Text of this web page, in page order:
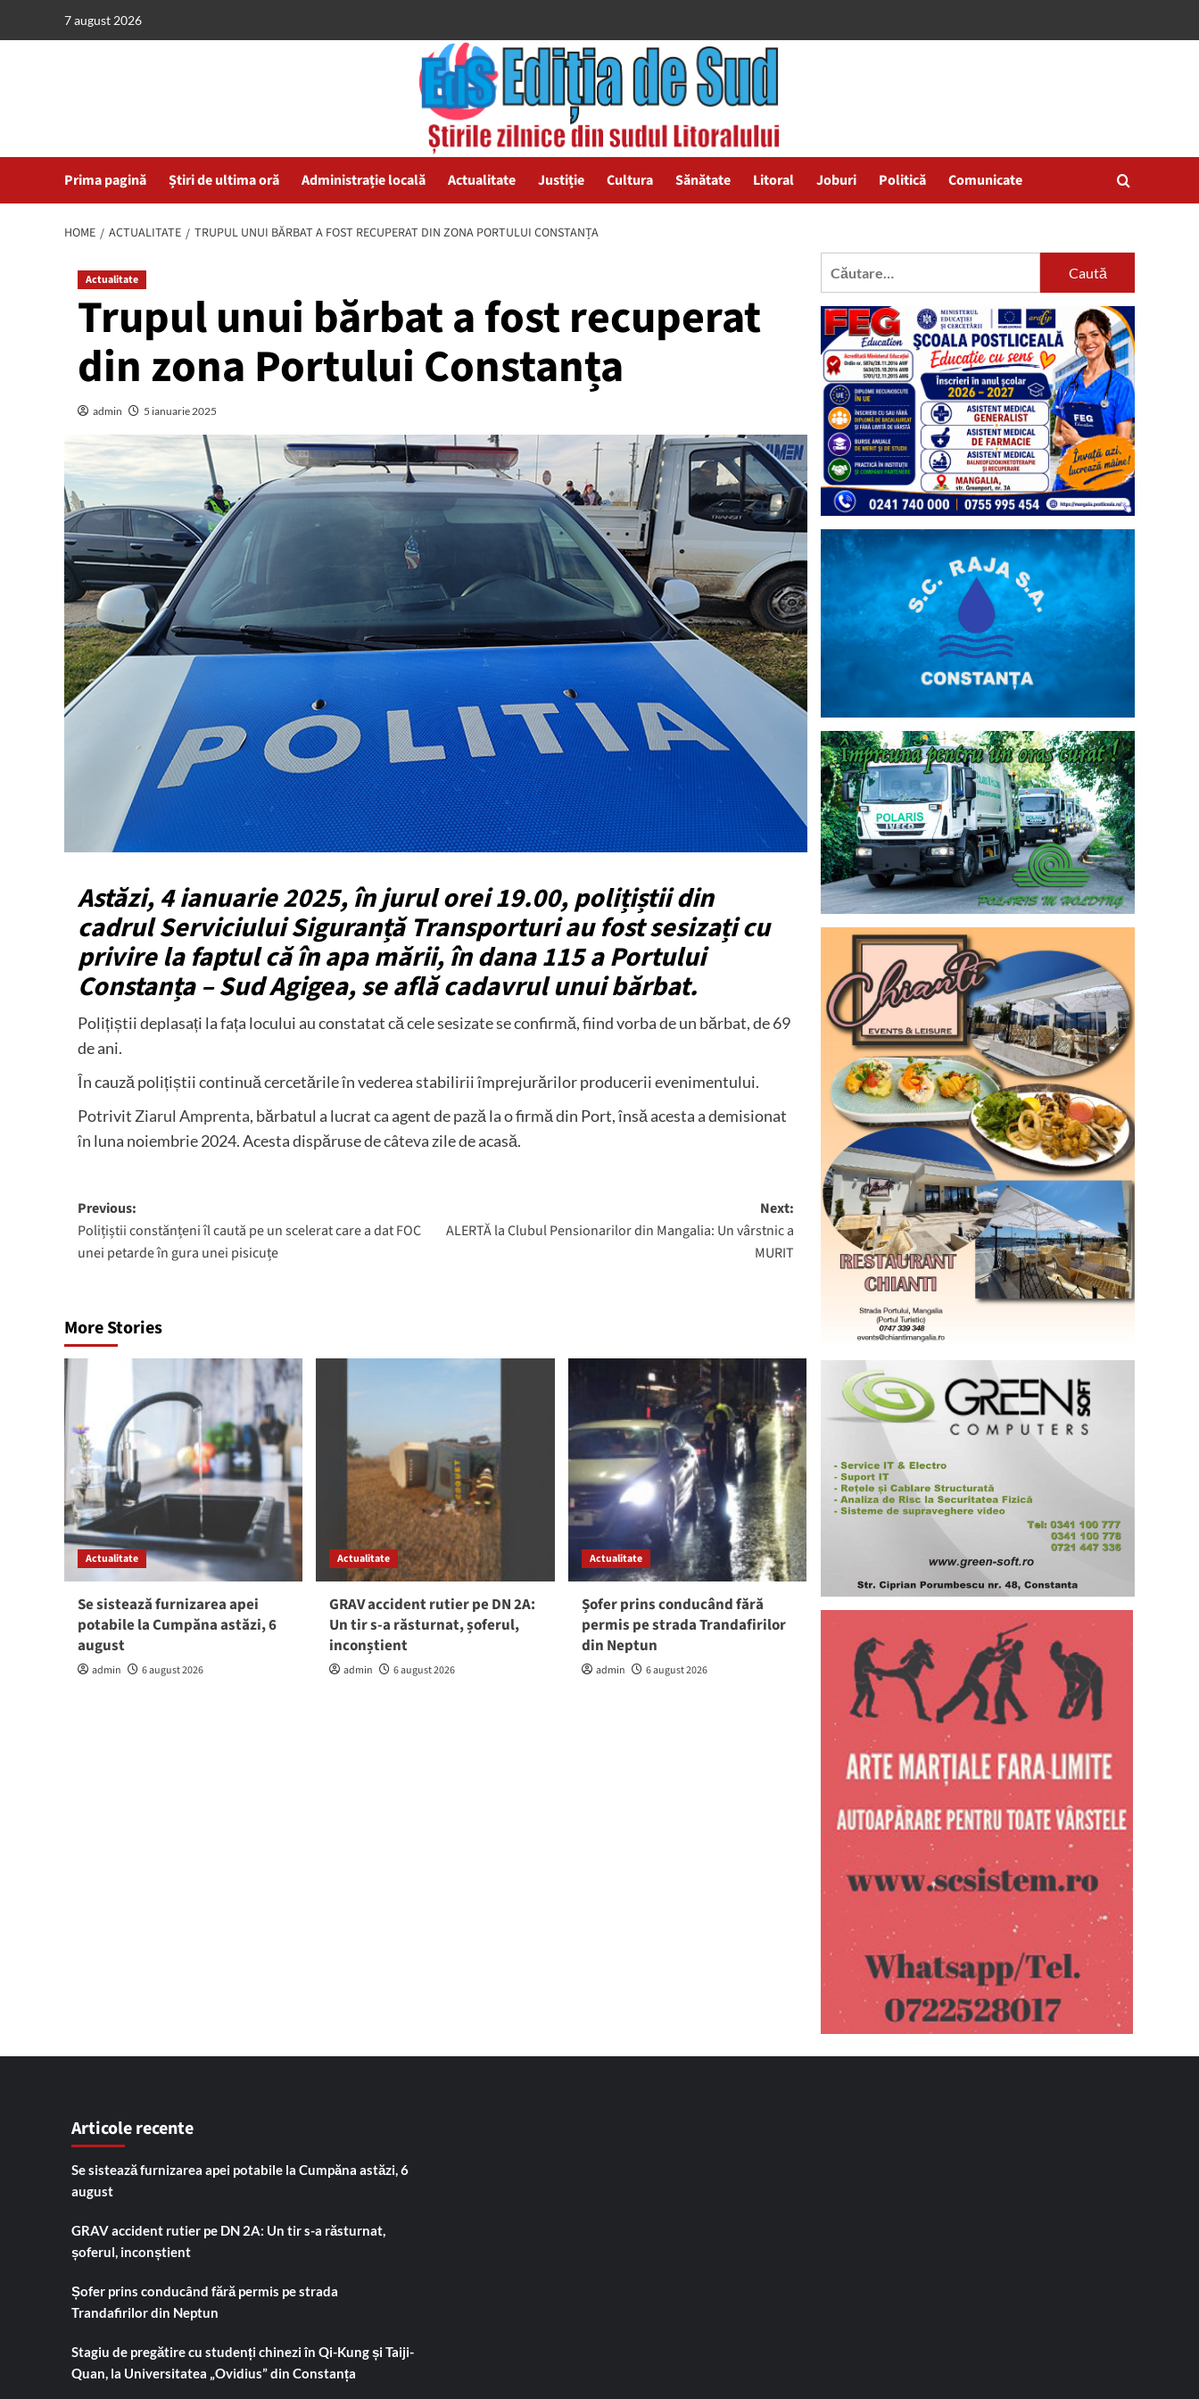
7 august 2026
Prima pagină Știri de ultima oră Administrație locală Actualitate Justiție Cultura Sănătate Litoral Joburi Politică Comunicate
HOME ACTUALITATE TRUPUL UNUI BĂRBAT A FOST RECUPERAT DIN ZONA PORTULUI CONSTANȚA
Actualitate
Trupul unui bărbat a fost recuperat
din zona Portului Constanța
admin 5 ianuarie 2025
Astăzi, 4 ianuarie 2025, în jurul orei 19.00, polițiștii din
cadrul Serviciului Siguranță Transporturi au fost sesizați cu
privire la faptul că în apa mării, în dana 115 a Portului
Constanța – Sud Agigea, se află cadavrul unui bărbat.
Polițiștii deplasați la fața locului au constatat că cele sesizate se confirmă, fiind vorba de un bărbat, de 69
de ani.
În cauză polițiștii continuă cercetările în vederea stabilirii împrejurărilor producerii evenimentului.
Potrivit Ziarul Amprenta, bărbatul a lucrat ca agent de pază la o firmă din Port, însă acesta a demisionat
în luna noiembrie 2024. Acesta dispăruse de câteva zile de acasă.
Post
navigation
Previous:
Polițiștii constănțeni îl caută pe un scelerat care a dat FOC
unei petarde în gura unei pisicuțe
Next:
ALERTĂ la Clubul Pensionarilor din Mangalia: Un vârstnic a
MURIT
More Stories
Actualitate
Se sistează furnizarea apei
potabile la Cumpăna astăzi, 6
august
admin 6 august 2026
Actualitate
GRAV accident rutier pe DN 2A:
Un tir s-a răsturnat, șoferul,
inconștient
admin 6 august 2026
Actualitate
Șofer prins conducând fără
permis pe strada Trandafirilor
din Neptun
admin 6 august 2026
Caută
Articole recente
Se sistează furnizarea apei potabile la Cumpăna astăzi, 6
august
GRAV accident rutier pe DN 2A: Un tir s-a răsturnat,
șoferul, inconștient
Șofer prins conducând fără permis pe strada
Trandafirilor din Neptun
Stagiu de pregătire cu studenți chinezi în Qi-Kung și Taiji-
Quan, la Universitatea „Ovidius” din Constanța